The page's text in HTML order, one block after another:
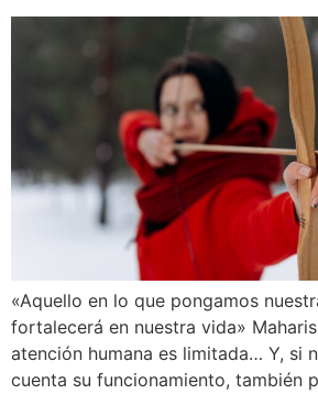
«Aquello en lo que pongamos
fortalecerá en nuestra vida»
atención humana es limitada… Y, si
cuenta su funcionamiento, también